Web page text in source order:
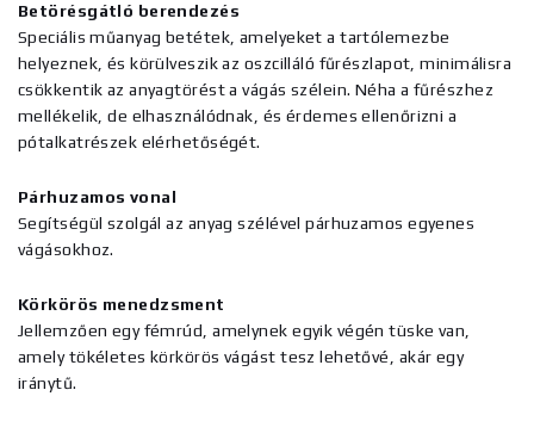
Betörésgátló berendezés
Speciális műanyag betétek, amelyeket a tartólemezbe
helyeznek, és körülveszik az oszcilláló fűrészlapot, minimálisra
csökkentik az anyagtörést a vágás szélein. Néha a fűrészhez
mellékelik, de elhasználódnak, és érdemes ellenőrizni a
pótalkatrészek elérhetőségét.
Párhuzamos vonal
Segítségül szolgál az anyag szélével párhuzamos egyenes
vágásokhoz.
Körkörös menedzsment
Jellemzően egy fémrúd, amelynek egyik végén tüske van,
amely tökéletes körkörös vágást tesz lehetővé, akár egy
iránytű.